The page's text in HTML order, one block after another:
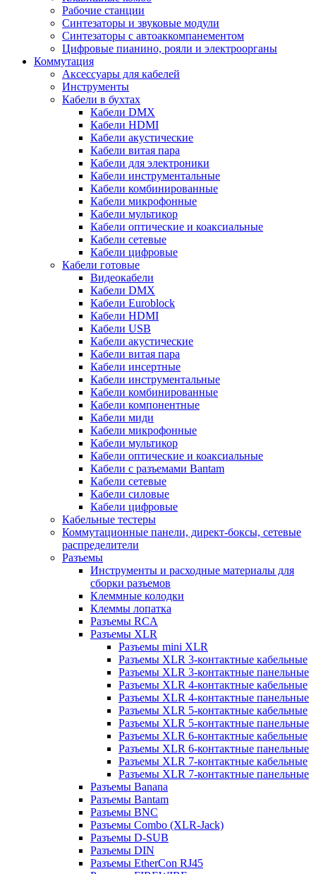
Рабочие станции
Синтезаторы и звуковые модули
Синтезаторы с автоаккомпанементом
Цифровые пианино, рояли и электроорганы
Коммутация
Аксессуары для кабелей
Инструменты
Кабели в бухтах
Кабели DMX
Кабели HDMI
Кабели акустические
Кабели витая пара
Кабели для электроники
Кабели инструментальные
Кабели комбинированные
Кабели микрофонные
Кабели мультикор
Кабели оптические и коаксиальные
Кабели сетевые
Кабели цифровые
Кабели готовые
Видеокабели
Кабели DMX
Кабели Euroblock
Кабели HDMI
Кабели USB
Кабели акустические
Кабели витая пара
Кабели инсертные
Кабели инструментальные
Кабели комбинированные
Кабели компонентные
Кабели миди
Кабели микрофонные
Кабели мультикор
Кабели оптические и коаксиальные
Кабели с разъемами Bantam
Кабели сетевые
Кабели силовые
Кабели цифровые
Кабельные тестеры
Коммутационные панели, директ-боксы, сетевые
распределители
Разъемы
Инструменты и расходные материалы для
сборки разъемов
Клеммные колодки
Клеммы лопатка
Разъемы RCA
Разъемы XLR
Разъемы mini XLR
Разъемы XLR 3-контактные кабельные
Разъемы XLR 3-контактные панельные
Разъемы XLR 4-контактные кабельные
Разъемы XLR 4-контактные панельные
Разъемы XLR 5-контактные кабельные
Разъемы XLR 5-контактные панельные
Разъемы XLR 6-контактные кабельные
Разъемы XLR 6-контактные панельные
Разъемы XLR 7-контактные кабельные
Разъемы XLR 7-контактные панельные
Разъемы Banana
Разъемы Bantam
Разъемы BNC
Разъемы Combo (XLR-Jack)
Разъемы D-SUB
Разъемы DIN
Разъемы EtherCon RJ45